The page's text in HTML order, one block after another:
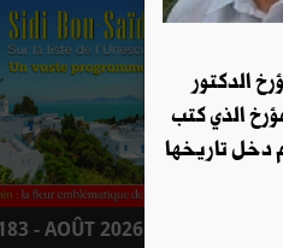
- AOÛT 2026 : EN KIOSQUE
الدكتور
الذي كتب
دخل تاريخها